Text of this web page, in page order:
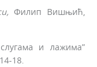
Филип Вишњић,
и лажима”
18.